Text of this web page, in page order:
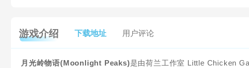
游戏介绍 下载地址 用户评论
月光岭物语(Moonlight Peaks)是由‌荷兰‌工作室 Little Chicken